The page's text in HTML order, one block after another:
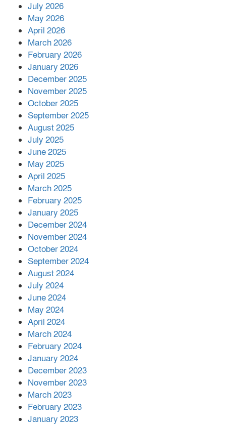
পর ফোন তারেক রহমানের,গ্যাস সঙ্কট
সহায়তা দিলেন সাচিং প্রু জেরী
July 2026
May 2026
April 2026
March 2026
February 2026
January 2026
December 2025
November 2025
October 2025
September 2025
August 2025
July 2025
June 2025
May 2025
April 2025
March 2025
February 2025
January 2025
December 2024
November 2024
October 2024
September 2024
August 2024
July 2024
June 2024
May 2024
April 2024
March 2024
February 2024
January 2024
December 2023
November 2023
March 2023
February 2023
January 2023